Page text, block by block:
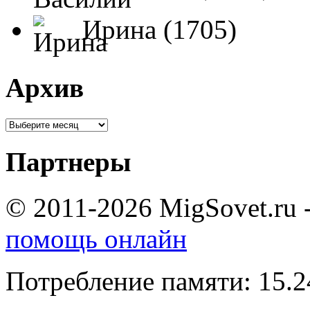
Ирина (1705)
Архив
Партнеры
© 2011-2026 MigSovet.ru
помощь онлайн
Потребление памяти: